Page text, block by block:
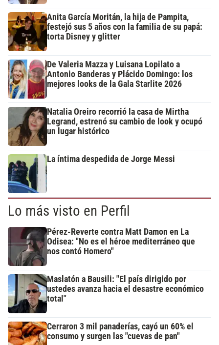
Anita García Moritán, la hija de Pampita,
festejó sus 5 años con la familia de su papá:
torta Disney y glitter
De Valeria Mazza y Luisana Lopilato a
Antonio Banderas y Plácido Domingo: los
mejores looks de la Gala Starlite 2026
Natalia Oreiro recorrió la casa de Mirtha
Legrand, estrenó su cambio de look y ocupó
un lugar histórico
La íntima despedida de Jorge Messi
Lo más visto en Perfil
Pérez-Reverte contra Matt Damon en La
Odisea: "No es el héroe mediterráneo que
nos contó Homero"
Maslatón a Bausili: "El país dirigido por
ustedes avanza hacia el desastre económico
total"
Cerraron 3 mil panaderías, cayó un 60% el
consumo y surgen las "cuevas de pan"